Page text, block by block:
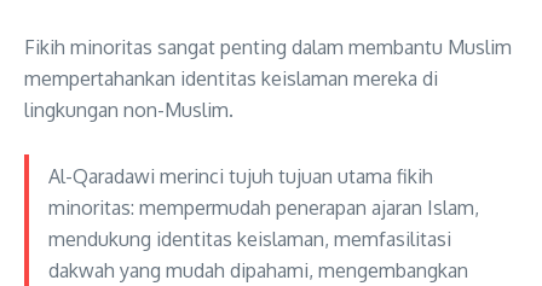
Fikih minoritas sangat penting dalam membantu Muslim
mempertahankan identitas keislaman mereka di
lingkungan non-Muslim.
Al-Qaradawi merinci tujuh tujuan utama fikih
minoritas: mempermudah penerapan ajaran Islam,
mendukung identitas keislaman, memfasilitasi
dakwah yang mudah dipahami, mengembangkan